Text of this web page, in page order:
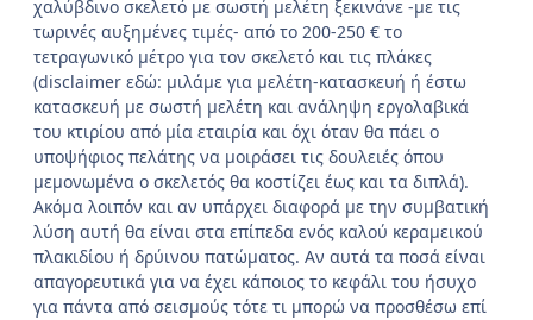
χαλύβδινο σκελετό με σωστή μελέτη ξεκινάνε -με τις
τωρινές αυξημένες τιμές- από το 200-250 € το
τετραγωνικό μέτρο για τον σκελετό και τις πλάκες
(disclaimer εδώ: μιλάμε για μελέτη-κατασκευή ή έστω
κατασκευή με σωστή μελέτη και ανάληψη εργολαβικά
του κτιρίου από μία εταιρία και όχι όταν θα πάει ο
υποψήφιος πελάτης να μοιράσει τις δουλειές όπου
μεμονωμένα ο σκελετός θα κοστίζει έως και τα διπλά).
Ακόμα λοιπόν και αν υπάρχει διαφορά με την συμβατική
λύση αυτή θα είναι στα επίπεδα ενός καλού κεραμεικού
πλακιδίου ή δρύινου πατώματος. Αν αυτά τα ποσά είναι
απαγορευτικά για να έχει κάποιος το κεφάλι του ήσυχο
για πάντα από σεισμούς τότε τι μπορώ να προσθέσω επί